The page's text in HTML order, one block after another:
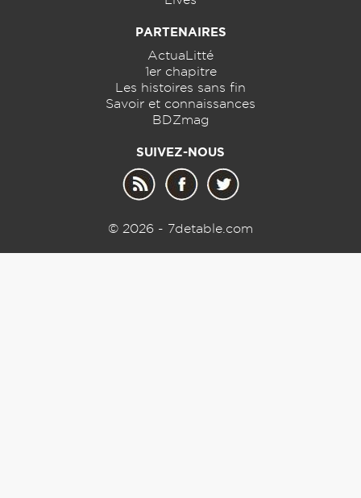
PARTENAIRES
ActuaLitté
1er chapitre
Les histoires sans fin
Savoir et connaissances
BDZmag
SUIVEZ-NOUS
© 2026 - 7detable.com